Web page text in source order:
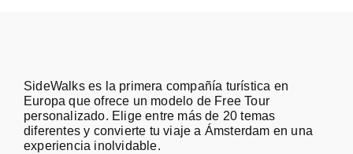
SideWalks es la primera compañía turística en
Europa que ofrece un modelo de Free Tour
personalizado. Elige entre más de 20 temas
diferentes y convierte tu viaje a Ámsterdam en una
experiencia inolvidable.